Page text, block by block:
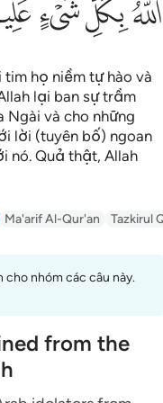
ﲛﲜﲝ
họ niềm tự hào và
lại ban sự trầm
Ngài và cho những
lời (tuyên bố) ngoan
nó. Quả thật, Allah
Ma'arif Al-Qur'an Tazkirul
nhóm các câu này.
from the